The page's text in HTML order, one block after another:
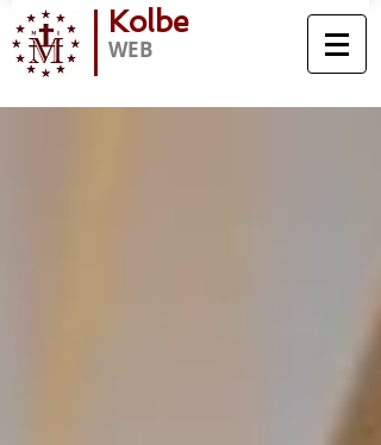
Kolbe
WEB